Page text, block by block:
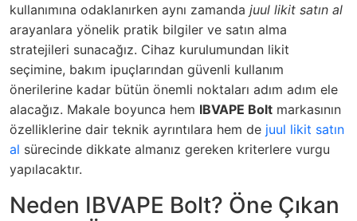
kullanımına odaklanırken aynı zamanda juul likit satın al
arayanlara yönelik pratik bilgiler ve satın alma
stratejileri sunacağız. Cihaz kurulumundan likit
seçimine, bakım ipuçlarından güvenli kullanım
önerilerine kadar bütün önemli noktaları adım adım ele
alacağız. Makale boyunca hem IBVAPE Bolt markasının
özelliklerine dair teknik ayrıntılara hem de juul likit satın
al sürecinde dikkate almanız gereken kriterlere vurgu
yapılacaktır.
Neden IBVAPE Bolt? Öne Çıkan